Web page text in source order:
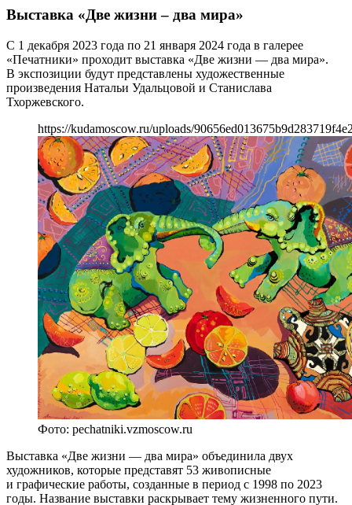
Выставка «Две жизни – два мира»
С 1 декабря 2023 года по 21 января 2024 года в галерее
«Печатники» проходит выставка «Две жизни — два мира».
В экспозиции будут представлены художественные
произведения Натальи Удальцовой и Станислава
Тхоржевского.
https://kudamoscow.ru/uploads/
Фото: pechatniki.vzmoscow.ru
Выставка «Две жизни — два мира» объединила двух
художников, которые представят 53 живописные
и графические работы, созданные в период с 1998 по 2023
годы. Название выставки раскрывает тему жизненного пути.